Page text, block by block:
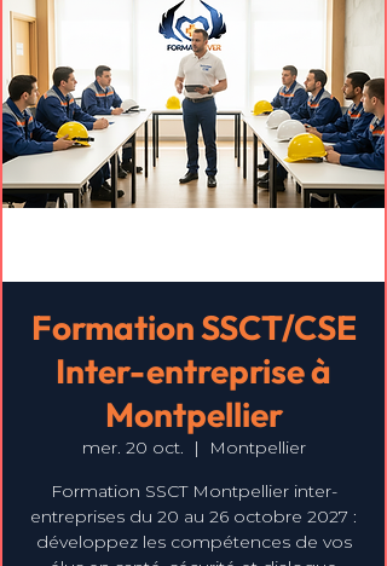
Formation SSCT/CSE
Inter-entreprise à
Montpellier
mer. 20 oct.
  |
Montpellier
Formation SSCT Montpellier inter-
entreprises du 20 au 26 octobre 2027 :
développez les compétences de vos